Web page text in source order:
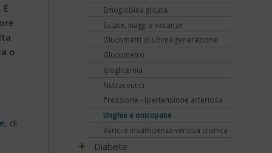
o
, di
Emoglobina glicata
Estate, viaggi e vacanze
Glucometri di ultima generazione
Glucometro
Ipoglicemia
Nutraceutici
Pressione - Ipertensione arteriosa
Unghie e onicopatie
Varici e insufficienza venosa cronica
Diabete